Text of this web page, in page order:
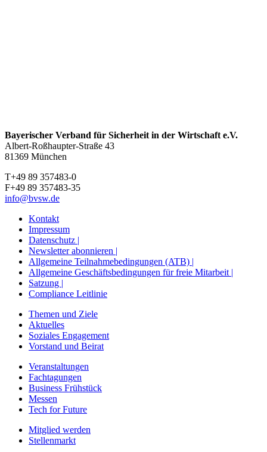
Bayerischer Verband für Sicherheit in der Wirtschaft e.V.
Albert-Roßhaupter-Straße 43
81369 München
T+49 89 357483-0
F+49 89 357483-35
info@bvsw.de
Kontakt
Impressum
Datenschutz |
Newsletter abonnieren |
Allgemeine Teilnahmebedingungen (ATB) |
Allgemeine Geschäftsbedingungen für freie Mitarbeit |
Satzung |
Compliance Leitlinie
Themen und Ziele
Aktuelles
Soziales Engagement
Vorstand und Beirat
Veranstaltungen
Fachtagungen
Business Frühstück
Messen
Tech for Future
Mitglied werden
Stellenmarkt